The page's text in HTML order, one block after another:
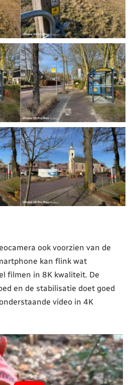
ook voorzien van de
kan flink wat
filmen in 8K kwaliteit. De
en de stabilisatie doet goed
video in 4K